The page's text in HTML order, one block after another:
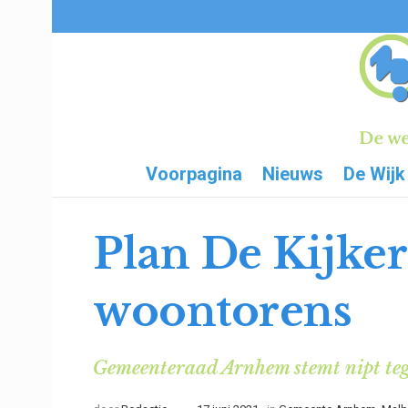
Voorpagina Nieuws De Wijk
Plan De
woontorens
Gemeenteraad Arnhem stemt nipt